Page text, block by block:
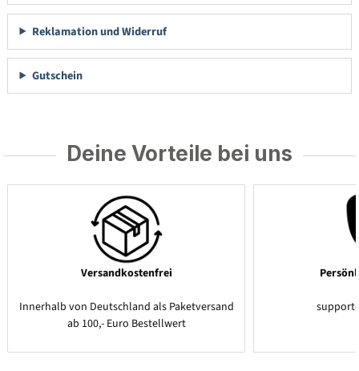
Reklamation und Widerruf
Gutschein
Deine Vorteile bei uns
Versandkostenfrei
Innerhalb von Deutschland als Paketversand
ab 100,- Euro Bestellwert